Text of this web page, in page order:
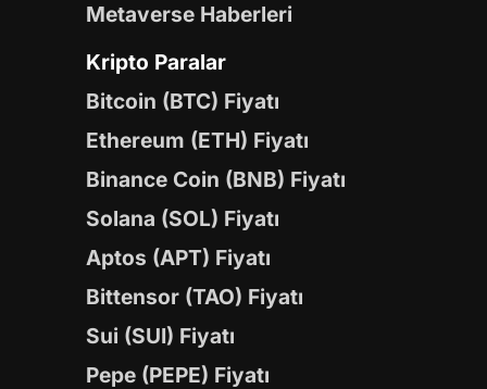
Metaverse Haberleri
Kripto Paralar
Bitcoin (BTC) Fiyatı
Ethereum (ETH) Fiyatı
Binance Coin (BNB) Fiyatı
Solana (SOL) Fiyatı
Aptos (APT) Fiyatı
Bittensor (TAO) Fiyatı
Sui (SUI) Fiyatı
Pepe (PEPE) Fiyatı